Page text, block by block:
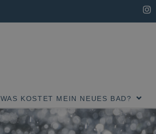
WAS KOSTET MEIN NEUES BAD?